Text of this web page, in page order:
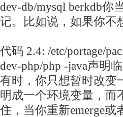
dev-db/mysql berkdb你
记。比如说，如果你不
代码 2.4: /etc/portage/
dev-php/php -java声明
有时，你只想暂时改变
明成一个环境变量，而
住，当你重新emerge